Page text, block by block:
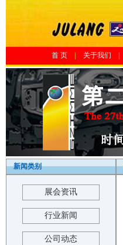
首 页 关于我们
新闻类别
展会资讯
行业新闻
公司动态